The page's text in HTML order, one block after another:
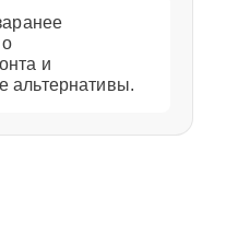
и
альтернативы.